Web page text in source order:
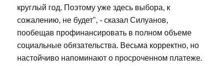
круглый год. Поэтому уже здесь выбора, к
сожалению, не будет", - сказал Силуанов,
пообещав профинансировать в полном объеме
социальные обязательства. Весьма корректно, но
настойчиво напоминают о просроченном платеже.